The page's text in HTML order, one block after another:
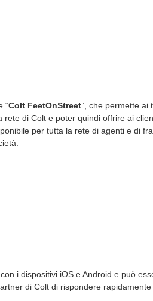
“Colt FeetOnStreet”, che permette ai
di Colt e poter quindi offrire ai
per tutta la rete di agenti e di
i dispositivi iOS e Android e può
di Colt di rispondere